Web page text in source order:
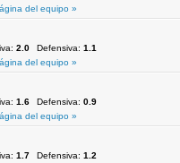
del equipo »
2.0 Defensiva: 1.1
del equipo »
1.6 Defensiva: 0.9
del equipo »
1.7 Defensiva: 1.2